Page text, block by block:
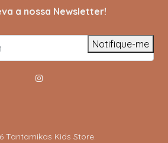
a nossa Newsletter!
Notifique-me
Tantamikas Kids Store.